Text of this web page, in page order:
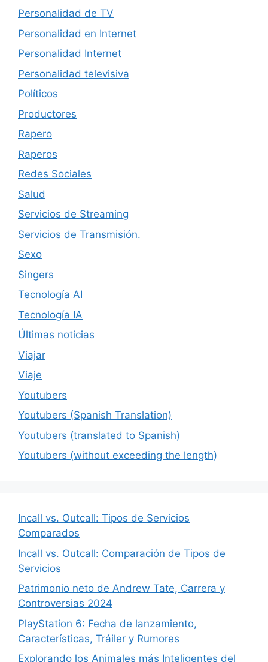
Personalidad de TV
Personalidad en Internet
Personalidad Internet
Personalidad televisiva
Políticos
Productores
Rapero
Raperos
Redes Sociales
Salud
Servicios de Streaming
Servicios de Transmisión.
Sexo
Singers
Tecnología AI
Tecnología IA
Últimas noticias
Viajar
Viaje
Youtubers
Youtubers (Spanish Translation)
Youtubers (translated to Spanish)
Youtubers (without exceeding the length)
Incall vs. Outcall: Tipos de Servicios
Comparados
Incall vs. Outcall: Comparación de Tipos de
Servicios
Patrimonio neto de Andrew Tate, Carrera y
Controversias 2024
PlayStation 6: Fecha de lanzamiento,
Características, Tráiler y Rumores
Explorando los Animales más Inteligentes del